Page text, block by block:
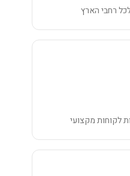
רחבי הארץ
לקוחות מקצועי